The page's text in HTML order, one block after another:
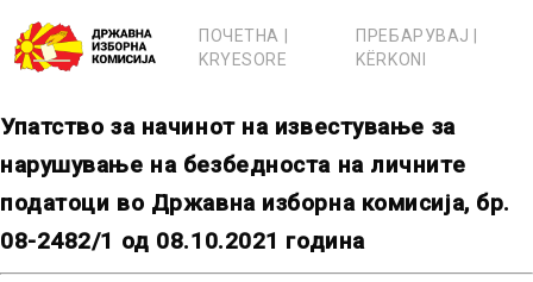
content
ПОЧЕТНА |
KRYESORE
ПРЕБАРУВАЈ |
KËRKONI
Упатство за начинот на известување за
нарушување на безбедноста на личните
податоци во Државна изборна комисија, бр.
08-2482/1 од 08.10.2021 година